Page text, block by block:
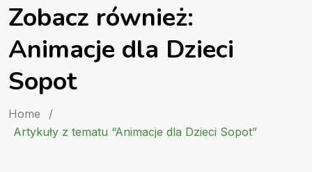
Kurs
Zobacz również:
Animacje dla Dzieci
Sopot
Home
/
Artykuły z tematu “Animacje dla Dzieci Sopot”